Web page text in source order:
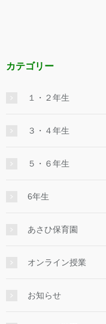
カテゴリー
１・２年生
３・４年生
５・６年生
6年生
あさひ保育園
オンライン授業
お知らせ